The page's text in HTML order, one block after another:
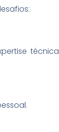
técnica